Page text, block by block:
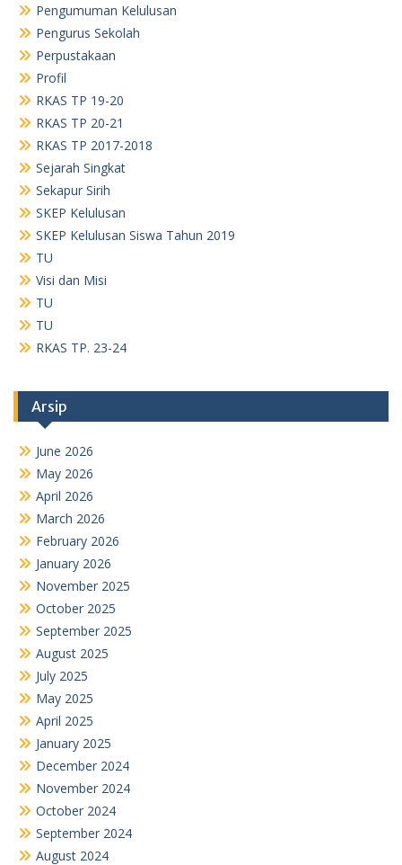
Pengumuman Kelulusan
Pengurus Sekolah
Perpustakaan
Profil
RKAS TP 19-20
RKAS TP 20-21
RKAS TP 2017-2018
Sejarah Singkat
Sekapur Sirih
SKEP Kelulusan
SKEP Kelulusan Siswa Tahun 2019
TU
Visi dan Misi
TU
TU
RKAS TP. 23-24
Arsip
June 2026
May 2026
April 2026
March 2026
February 2026
January 2026
November 2025
October 2025
September 2025
August 2025
July 2025
May 2025
April 2025
January 2025
December 2024
November 2024
October 2024
September 2024
August 2024